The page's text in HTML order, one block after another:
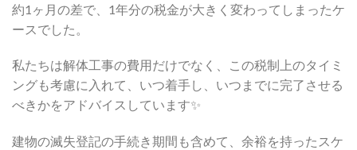
約1ヶ月の差で、1年分の税金が大きく変わってしまったケ
ースでした。
私たちは解体工事の費用だけでなく、この税制上のタイミ
ングも考慮に入れて、いつ着手し、いつまでに完了させる
べきかをアドバイスしています✨
建物の滅失登記の手続き期間も含めて、余裕を持ったスケ